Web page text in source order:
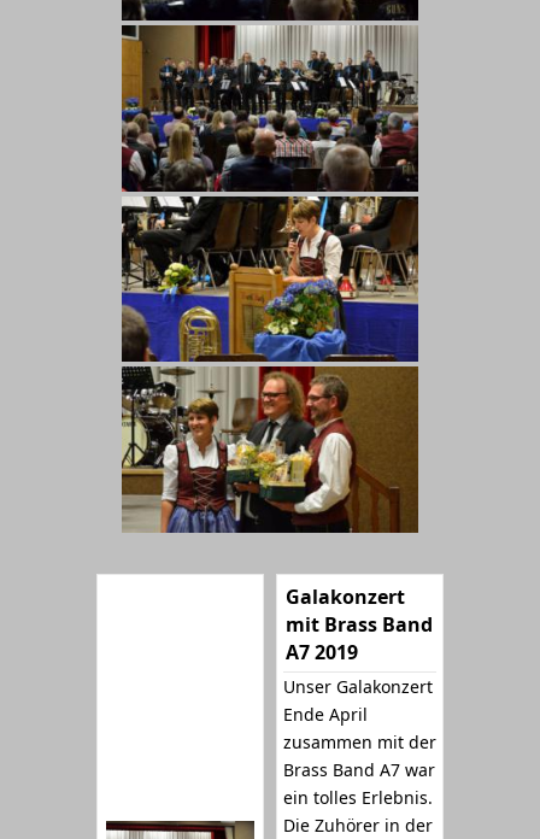
Galakonzert
mit Brass Band
A7 2019
Unser Galakonzert
Ende April
zusammen mit der
Brass Band A7 war
ein tolles Erlebnis.
Die Zuhörer in der